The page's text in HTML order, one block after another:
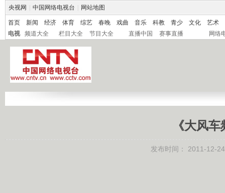
央视网 中国网络电视台 网站地图
首页 新闻 经济 体育 综艺 春晚 戏曲 音乐 科教 青少 文化
艺术
电视
频道大全 栏目大全 节目大全 直播中国 赛事直播 网络
《大风
发布时间： 2011-12-